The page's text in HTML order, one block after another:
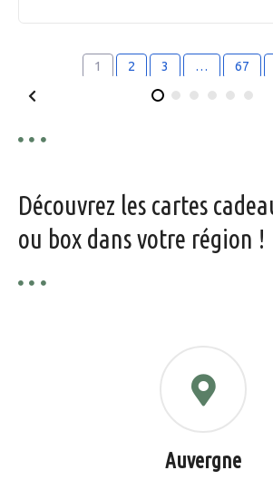
1 2 3 … 67
Découvrez les cartes
ou box dans votre région !
Auvergne